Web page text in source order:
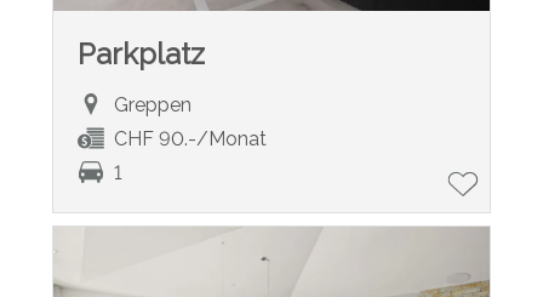
Parkplatz
Greppen
CHF 90.-/Monat
1